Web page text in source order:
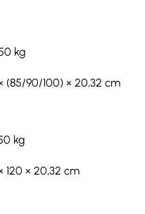
kg
(85/90/100) × 20,32 cm
kg
120 × 20,32 cm